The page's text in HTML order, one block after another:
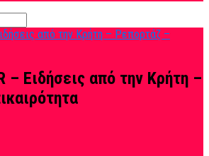
– Ειδήσεις από την Κρήτη –